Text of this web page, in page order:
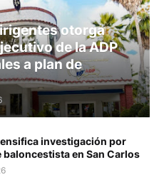
otorga
de la ADP
a plan de
investigación por
baloncestista en San Carlos